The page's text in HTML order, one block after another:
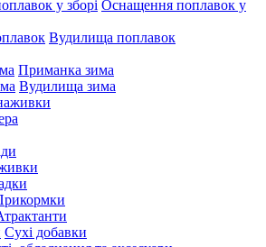
Оснащення поплавок у
Вудилища поплавок
Приманка зима
Вудилища зима
Сухі добавки